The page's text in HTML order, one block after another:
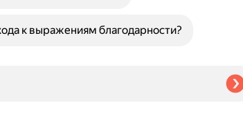
к выражениям благодарности?